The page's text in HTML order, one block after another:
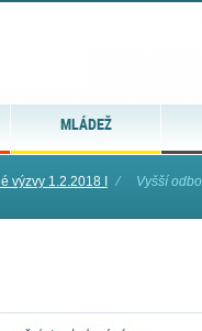
MLÁDEŽ
výzvy 1.2.2018 I ⁄ Vyšší